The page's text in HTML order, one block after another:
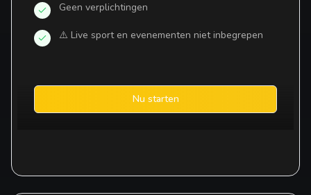
Geen verplichtingen
⚠️ Live sport en evenementen niet inbegrepen
Nu starten